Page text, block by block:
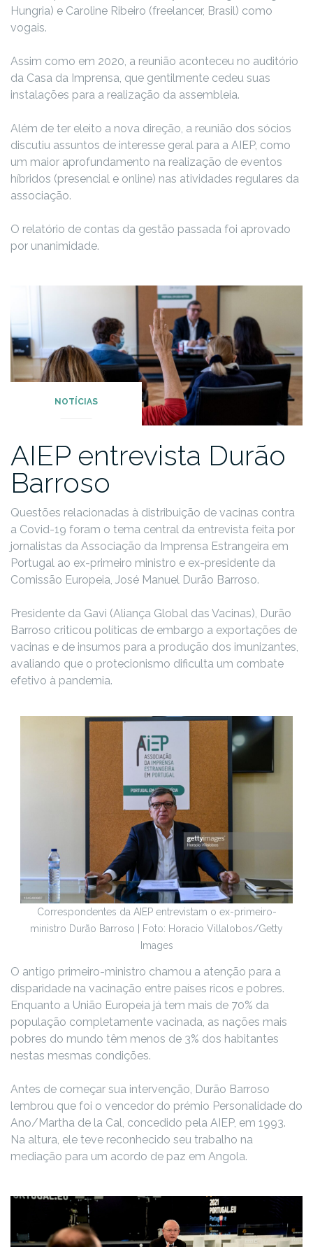
Hungria) e Caroline Ribeiro (freelancer, Brasil) como
vogais.
Assim como em 2020, a reunião aconteceu no auditório
da Casa da Imprensa, que gentilmente cedeu suas
instalações para a realização da assembleia.
Além de ter eleito a nova direção, a reunião dos sócios
discutiu assuntos de interesse geral para a AIEP, como
um maior aprofundamento na realização de eventos
híbridos (presencial e online) nas atividades regulares da
associação.
O relatório de contas da gestão passada foi aprovado
por unanimidade.
NOTÍCIAS
AIEP entrevista Durão
Barroso
Questões relacionadas à distribuição de vacinas contra
a Covid-19 foram o tema central da entrevista feita por
jornalistas da Associação da Imprensa Estrangeira em
Portugal ao ex-primeiro ministro e ex-presidente da
Comissão Europeia, José Manuel Durão Barroso.
Presidente da Gavi (Aliança Global das Vacinas), Durão
Barroso criticou políticas de embargo a exportações de
vacinas e de insumos para a produção dos imunizantes,
avaliando que o protecionismo dificulta um combate
efetivo à pandemia.
Correspondentes da AIEP entrevistam o ex-primeiro-
ministro Durão Barroso | Foto: Horacio Villalobos/Getty
Images
O antigo primeiro-ministro chamou a atenção para a
disparidade na vacinação entre países ricos e pobres.
Enquanto a União Europeia já tem mais de 70% da
população completamente vacinada, as nações mais
pobres do mundo têm menos de 3% dos habitantes
nestas mesmas condições.
Antes de começar sua intervenção, Durão Barroso
lembrou que foi o vencedor do prémio Personalidade do
Ano/Martha de la Cal, concedido pela AIEP, em 1993.
Na altura, ele teve reconhecido seu trabalho na
mediação para um acordo de paz em Angola.